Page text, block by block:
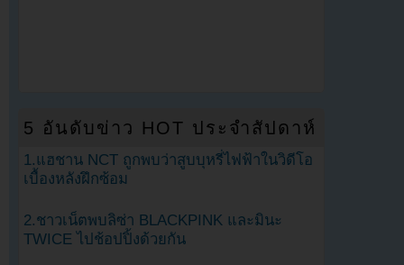
5 อันดับข่าว HOT ประจำสัปดาห์
1.แฮชาน NCT ถูกพบว่าสูบบุหรี่ไฟฟ้าในวิดีโอ
เบื้องหลังฝึกซ้อม
2.ชาวเน็ตพบลิซ่า BLACKPINK และมินะ
TWICE ไปช้อปปิ้งด้วยกัน